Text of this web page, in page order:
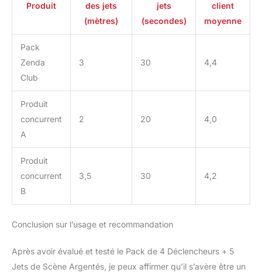
Produit
des jets
(mètres)
jets
(secondes)
client
moyenne
Pack
Zenda
Club
3 30 4,4
Produit
concurrent
A
2 20 4,0
Produit
concurrent
B
3,5 30 4,2
Conclusion sur l’usage et recommandation
Après avoir évalué et testé le Pack de 4 Déclencheurs + 5
Jets de Scène Argentés, je peux affirmer qu’il s’avère être un